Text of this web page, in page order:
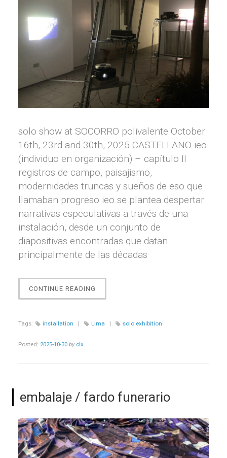
solo show at SOCORRO polivalente October
16th, 23rd and 30th, 2025 CASTELLANO ieo
(individuo en organización) – capítulo II
registros de campo, paisajismo,
modernidades truncas y sueños de eso que
llamaban progreso ieo se plantea despertar
narrativas especulativas a través de una
instalación, desde un conjunto de
diapositivas encontradas que datan
principalmente de las décadas
CONTINUE READING
EN
Tags: installation | Lima | solo exhibition
Posted: 2025-10-30 by clx
embalaje / fardo funerario